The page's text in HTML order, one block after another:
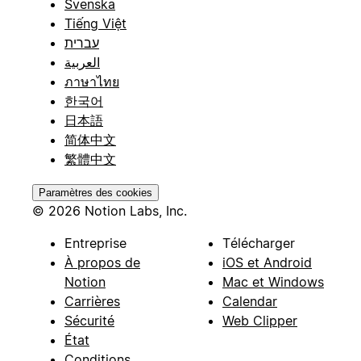
Svenska
Tiếng Việt
עברית
العربية
ภาษาไทย
한국어
日本語
简体中文
繁體中文
Paramètres des cookies
© 2026 Notion Labs, Inc.
Entreprise
À propos de
Notion
Carrières
Sécurité
État
Télécharger
iOS et Android
Mac et Windows
Calendar
Web Clipper